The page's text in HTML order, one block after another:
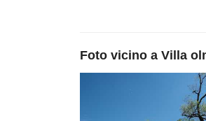
Foto vicino a Villa